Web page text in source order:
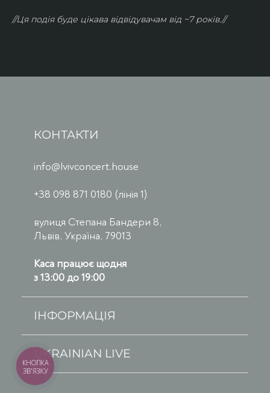
//Ця подія буде цікава відвідувачам від ~7 років.//
КОНТАКТИ
info@lvivconcert.house
+38 098 871 0180 (лінія 1)
вулиця Степана Бандери 8,
Львів, Україна, 79013
Каса працює щодня
з 13:00 до 19:00
ІНФОРМАЦІЯ
UKRAINIAN LIVE
КНОПКА
ЗВ'ЯЗКУ